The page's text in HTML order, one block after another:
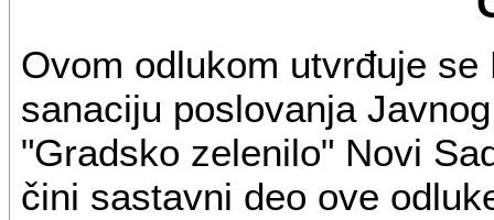
Ovom odlukom utvrđuje
sanaciju poslovanja
"Gradsko zelenilo" Novi
čini sastavni deo ove